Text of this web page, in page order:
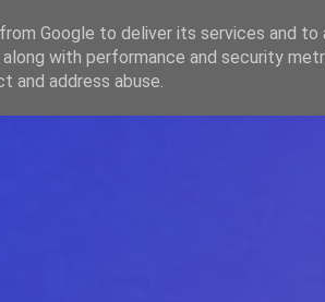
Google to deliver its services and to
with performance and security
and address abuse.